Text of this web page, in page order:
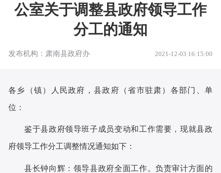
公室关于调整县政府领导工作
分工的通知
发布机构：肃南县政府办 2021-12-03 16:15:00
各乡（镇）人民政府，县政府（省市驻肃）各部门、单
位：
鉴于县政府领导班子成员变动和工作需要，现就县政
府领导工作分工调整情况通知如下 ：
县长钟向辉： 领导县政府全面工作。负责审计方面的